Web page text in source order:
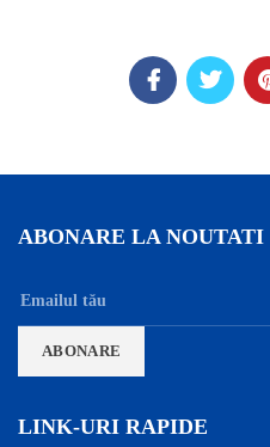
ABONARE LA NOUTATI
LINK-URI RAPIDE